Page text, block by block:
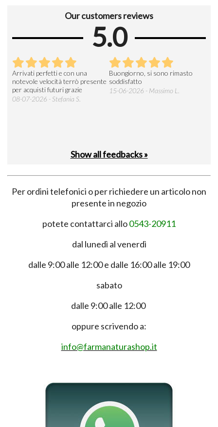
Our customers reviews
5.0
Arrivati perfetti e con una
notevole velocità terrò presente
per acquisti futuri grazie
08-07-2026 - Stefania S.
Buongiorno, si sono rimasto
soddisfatto
15-06-2026 - Massimo L.
Show all feedbacks »
Per ordini telefonici o per richiedere un articolo non
presente in negozio
potete contattarci allo0543-20911
dal lunedì al venerdì
dalle 9:00 alle 12:00 e dalle 16:00 alle 19:00
sabato
dalle 9:00 alle 12:00
oppure scrivendo a:
info@farmanaturashop.it